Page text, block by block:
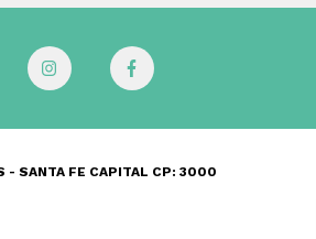
- SANTA FE CAPITAL CP: 3000